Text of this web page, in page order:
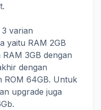
varian
yaitu RAM 2GB
3GB dengan
dengan
ROM 64GB. Untuk
upgrade juga